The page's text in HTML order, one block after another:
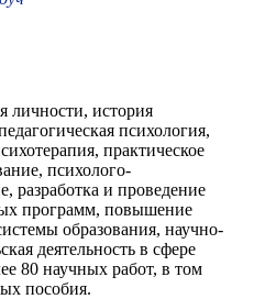
личности, история
психология,
практическое
психолого-
разработка и проведение
программ, повышение
образования, научно-
деятельность в сфере
80 научных работ, в том
пособия.